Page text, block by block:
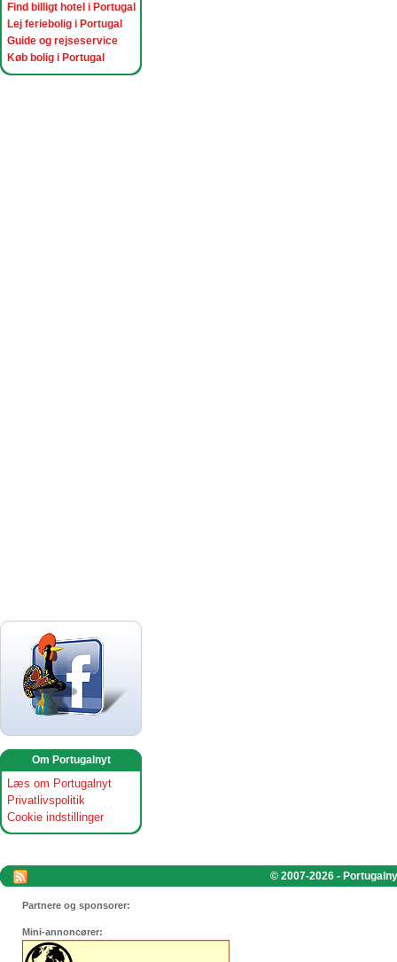
Find billigt hotel i Portugal
Lej feriebolig i Portugal
Guide og rejseservice
Køb bolig i Portugal
Om Portugalnyt
Læs om Portugalnyt
Privatlivspolitik
Cookie indstillinger
© 2007-2026 -
Partnere og sponsorer:
Mini-annoncører: